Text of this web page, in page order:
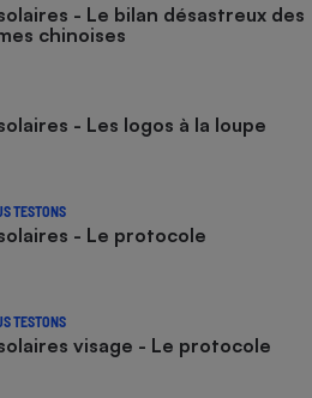
- Le bilan désastreux des
chinoises
- Les logos à la loupe
TESTONS
- Le protocole
TESTONS
visage - Le protocole